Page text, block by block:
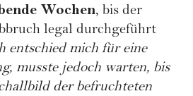
Wochen, bis der
legal durchgeführt
entschied mich für eine
musste jedoch warten, bis
der befruchteten